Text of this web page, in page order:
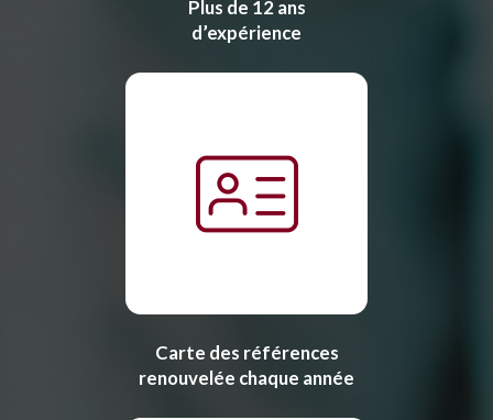
Plus de 12 ans
d’expérience
Carte des références
renouvelée chaque année